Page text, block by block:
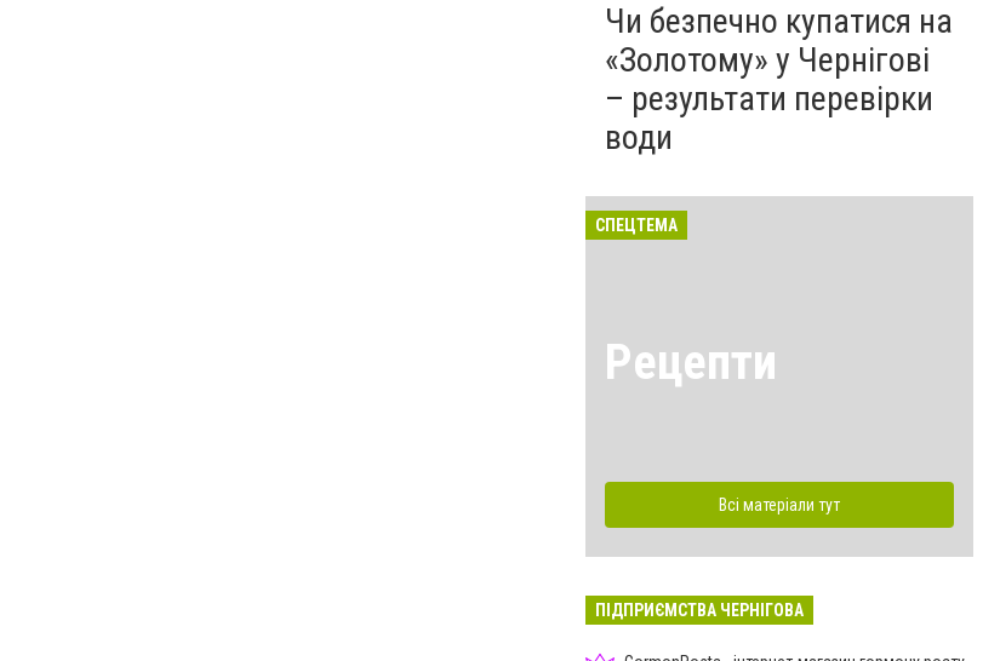
Чи безпечно купатися на
«Золотому» у Чернігові
– результати перевірки
води
СПЕЦТЕМА
Рецепти
Всі матеріали тут
ПІДПРИЄМСТВА ЧЕРНІГОВА